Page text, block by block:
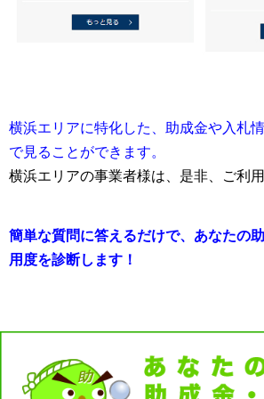
横浜エリアに特化した、助成金や入札
で見ることができます。
横浜エリアの事業者様は、是非、ご利用
簡単な質問に答えるだけで、あなたの
用度を診断します！